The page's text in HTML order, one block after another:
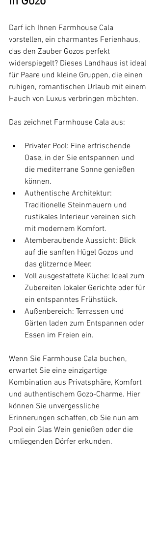
Darf ich Ihnen Farmhouse Cala
vorstellen, ein charmantes Ferienhaus,
das den Zauber Gozos perfekt
widerspiegelt? Dieses Landhaus ist ideal
für Paare und kleine Gruppen, die einen
ruhigen, romantischen Urlaub mit einem
Hauch von Luxus verbringen möchten.
Das zeichnet Farmhouse Cala aus:
Privater Pool: Eine erfrischende
Oase, in der Sie entspannen und
die mediterrane Sonne genießen
können.
Authentische Architektur:
Traditionelle Steinmauern und
rustikales Interieur vereinen sich
mit modernem Komfort.
Atemberaubende Aussicht: Blick
auf die sanften Hügel Gozos und
das glitzernde Meer.
Voll ausgestattete Küche: Ideal zum
Zubereiten lokaler Gerichte oder für
ein entspanntes Frühstück.
Außenbereich: Terrassen und
Gärten laden zum Entspannen oder
Essen im Freien ein.
Wenn Sie Farmhouse Cala buchen,
erwartet Sie eine einzigartige
Kombination aus Privatsphäre, Komfort
und authentischem Gozo-Charme. Hier
können Sie unvergessliche
Erinnerungen schaffen, ob Sie nun am
Pool ein Glas Wein genießen oder die
umliegenden Dörfer erkunden.